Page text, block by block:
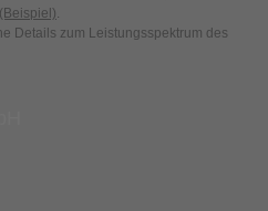
(Beispiel).
Details zum Leistungsspektrum des